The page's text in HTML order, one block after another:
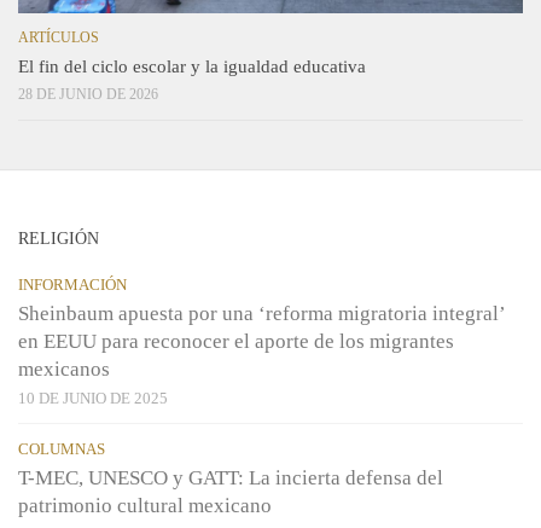
ARTÍCULOS
El fin del ciclo escolar y la igualdad educativa
28 DE JUNIO DE 2026
RELIGIÓN
INFORMACIÓN
Sheinbaum apuesta por una ‘reforma migratoria integral’
en EEUU para reconocer el aporte de los migrantes
mexicanos
10 DE JUNIO DE 2025
COLUMNAS
T-MEC, UNESCO y GATT: La incierta defensa del
patrimonio cultural mexicano